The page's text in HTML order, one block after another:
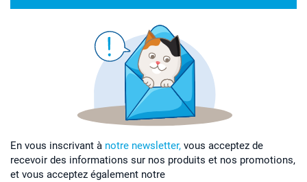
En vous inscrivant à notre newsletter, vous acceptez de
recevoir des informations sur nos produits et nos promotions,
et vous acceptez également notre